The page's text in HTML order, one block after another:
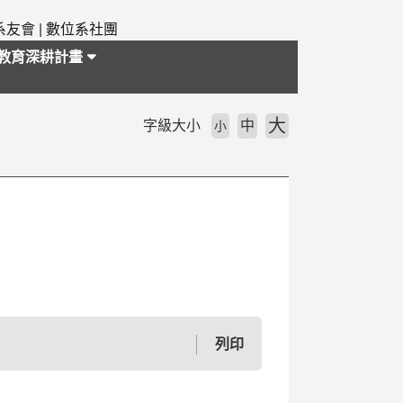
友會
數位系社團
育深耕計畫
字級大小 小 中 大
列印